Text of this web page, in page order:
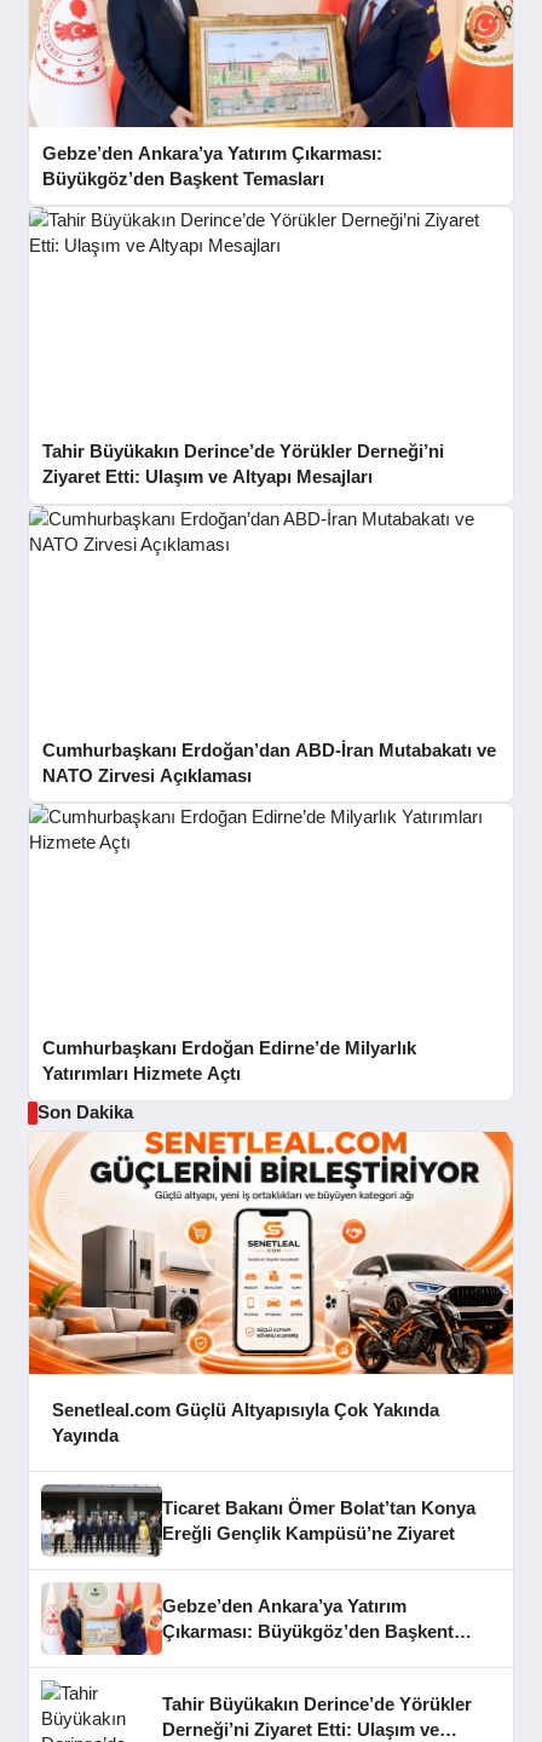
Gebze’den Ankara’ya Yatırım Çıkarması:
Büyükgöz’den Başkent Temasları
Tahir Büyükakın Derince’de Yörükler Derneği’ni
Ziyaret Etti: Ulaşım ve Altyapı Mesajları
Cumhurbaşkanı Erdoğan’dan ABD-İran Mutabakatı ve
NATO Zirvesi Açıklaması
Cumhurbaşkanı Erdoğan Edirne’de Milyarlık
Yatırımları Hizmete Açtı
Son Dakika
Senetleal.com Güçlü Altyapısıyla Çok Yakında
Yayında
Ticaret Bakanı Ömer Bolat’tan Konya
Ereğli Gençlik Kampüsü’ne Ziyaret
Gebze’den Ankara’ya Yatırım
Çıkarması: Büyükgöz’den Başkent
Tahir Büyükakın Derince’de Yörükler
Derneği’ni Ziyaret Etti: Ulaşım ve